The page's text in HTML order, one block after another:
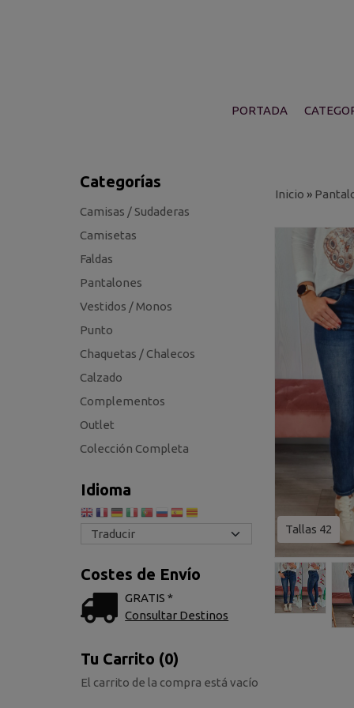
PORTADA
Categorías
Camisas / Sudaderas
Camisetas
Faldas
Pantalones
Vestidos / Monos
Punto
Chaquetas / Chalecos
Calzado
Complementos
Outlet
Colección Completa
Idioma
Costes de Envío
GRATIS *
Consultar Destinos
Tu Carrito (0)
El carrito de la compra está vacío
Inicio »
Tallas 42